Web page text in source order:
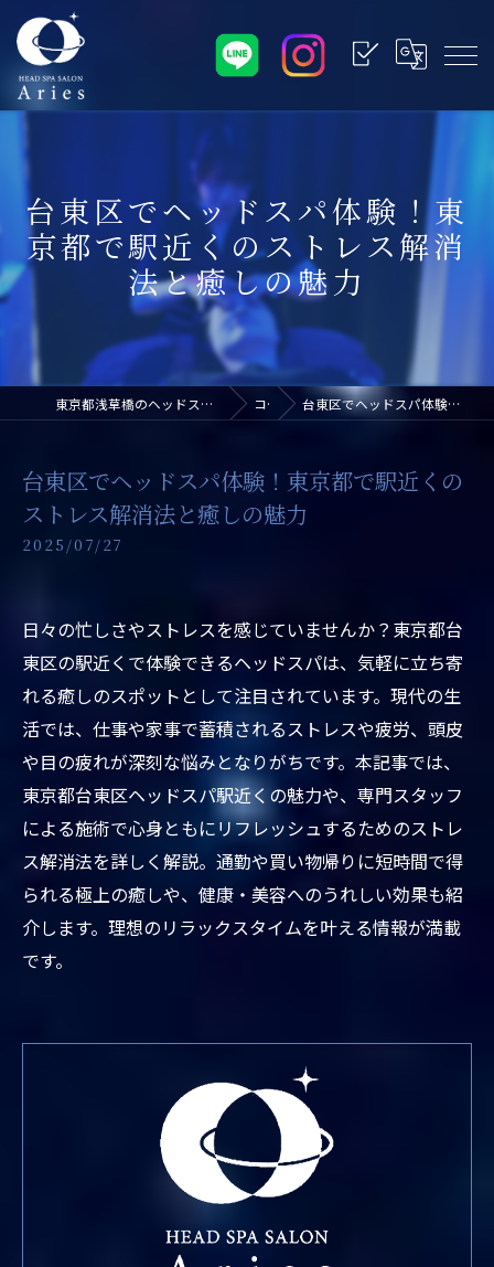
台東区でヘッドスパ体験！東
京都で駅近くのストレス解消
法と癒しの魅力
東京都浅草橋のヘッドスパなら浅草橋ドライヘッドスパ専門店アリエス コラム 台東区でヘッドスパ体験！東京都で駅近くのストレス解消法と癒しの魅力
台東区でヘッドスパ体験！東京都で駅近くの
ストレス解消法と癒しの魅力
2025/07/27
日々の忙しさやストレスを感じていませんか？東京都台
東区の駅近くで体験できるヘッドスパは、気軽に立ち寄
れる癒しのスポットとして注目されています。現代の生
活では、仕事や家事で蓄積されるストレスや疲労、頭皮
や目の疲れが深刻な悩みとなりがちです。本記事では、
東京都台東区ヘッドスパ駅近くの魅力や、専門スタッフ
による施術で心身ともにリフレッシュするためのストレ
ス解消法を詳しく解説。通勤や買い物帰りに短時間で得
られる極上の癒しや、健康・美容へのうれしい効果も紹
介します。理想のリラックスタイムを叶える情報が満載
です。